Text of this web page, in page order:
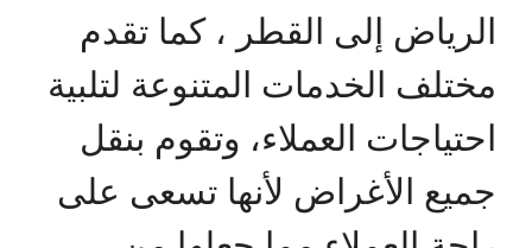
الرياض إلى القطر ، كما تقدم
مختلف الخدمات المتنوعة لتلبية
احتياجات العملاء، وتقوم بنقل
جميع الأغراض لأنها تسعى على